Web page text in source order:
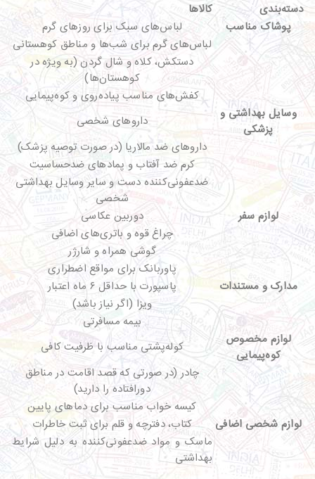
دسته‌بندی
کالاها
پوشاک مناسب
لباس‌های سبک برای روزهای گرم
لباس‌های گرم برای شب‌ها و مناطق کوهستانی
دستکش، کلاه و شال گردن (به ویژه در
کوهستان‌ها)
کفش‌های مناسب پیاده‌روی و کوه‌پیمایی
وسایل بهداشتی و
پزشکی
داروهای شخصی
داروهای ضد مالاریا (در صورت توصیه پزشک)
کرم ضد آفتاب و پمادهای ضدحساسیت
ضدعفونی‌کننده دست و سایر وسایل بهداشتی
شخصی
لوازم سفر
دوربین عکاسی
چراغ قوه و باتری‌های اضافی
گوشی همراه و شارژر
پاوربانک برای مواقع اضطراری
مدارک و مستندات
پاسپورت با حداقل ۶ ماه اعتبار
ویزا (اگر نیاز باشد)
بیمه مسافرتی
لوازم مخصوص
کوه‌پیمایی
کوله‌پشتی مناسب با ظرفیت کافی
چادر (در صورتی که قصد اقامت در مناطق
دورافتاده را دارید)
کیسه خواب مناسب برای دماهای پایین
لوازم شخصی اضافی
کتاب، دفترچه و قلم برای ثبت خاطرات
ماسک و مواد ضدعفونی‌کننده به دلیل شرایط
بهداشتی